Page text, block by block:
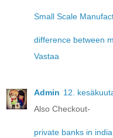
Small Scale
difference between
Vastaa
Admin 12.
Also Checkout-
private banks in india